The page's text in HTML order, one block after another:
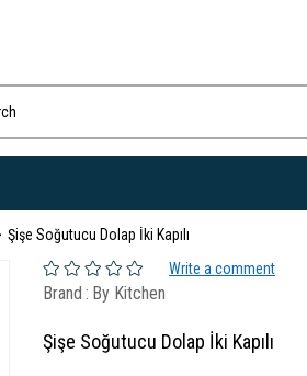
Şişe Soğutucu Dolap İki Kapılı
Write a comment
Brand : By Kitchen
Şişe Soğutucu Dolap İki Kapılı